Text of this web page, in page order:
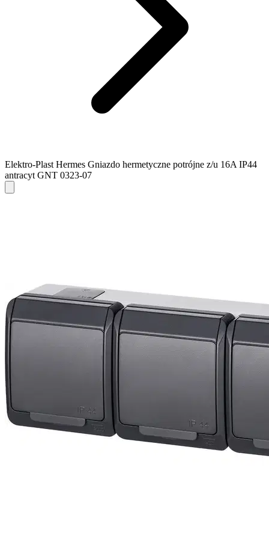
Elektro-Plast Hermes Gniazdo hermetyczne potrójne z/u 16A IP44
antracyt GNT 0323-07